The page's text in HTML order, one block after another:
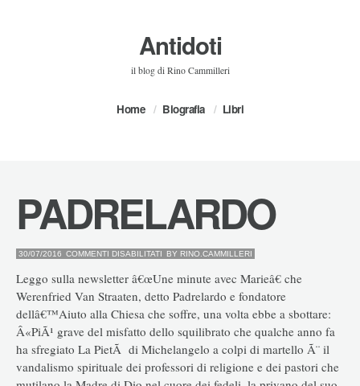
Antidoti
il blog di Rino Cammilleri
Home Biografia Libri
PADRELARDO
30/07/2016 COMMENTI DISABILITATI SU
BY RINO.CAMMILLERI
Leggo sulla newsletter â€œUne minute avec Marieâ€ che
Werenfried Van Straaten, detto Padrelardo e fondatore
dellâ€™Aiuto alla Chiesa che soffre, una volta ebbe a sbottare:
Â«PiÃ¹ grave del misfatto dello squilibrato che qualche anno fa
ha sfregiato La PietÃ di Michelangelo a colpi di martello Ã¨ il
vandalismo spirituale dei professori di religione e dei pastori che